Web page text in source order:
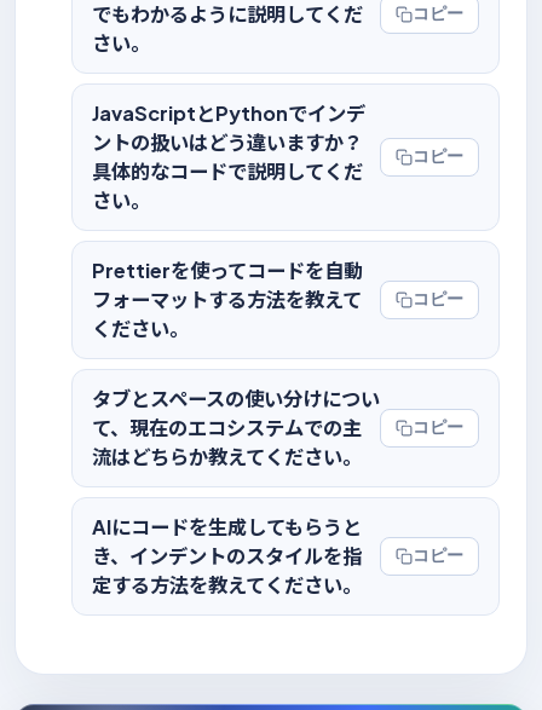
でもわかるように説明してくだ
さい。
コピー
JavaScriptとPythonでインデ
ントの扱いはどう違いますか？
具体的なコードで説明してくだ
さい。
コピー
Prettierを使ってコードを自動
フォーマットする方法を教えて
ください。
コピー
タブとスペースの使い分けについ
て、現在のエコシステムでの主
流はどちらか教えてください。
コピー
AIにコードを生成してもらうと
き、インデントのスタイルを指
定する方法を教えてください。
コピー